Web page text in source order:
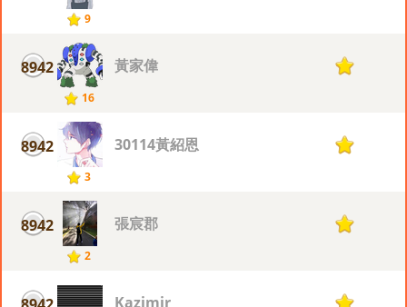
9
8942
16
黃家偉 1
8942
3
30114黃紹恩 1
8942
2
張宸郡 1
Kazimir